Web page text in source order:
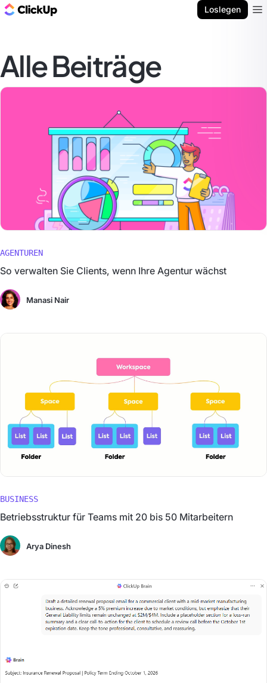
Loslegen
Alle Beiträge
AGENTUREN
So verwalten Sie Clients, wenn Ihre Agentur wächst
Manasi Nair
BUSINESS
Betriebsstruktur für Teams mit 20 bis 50 Mitarbeitern
Arya Dinesh